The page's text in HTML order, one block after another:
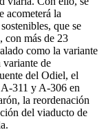
acometerá la
que se
con más de 23
como la variante
de
del Odiel, el
311 y A-306 en
la reordenación
del viaducto de